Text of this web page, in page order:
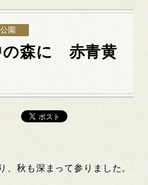
園
森に 赤青黄
、秋も深まって参りました。